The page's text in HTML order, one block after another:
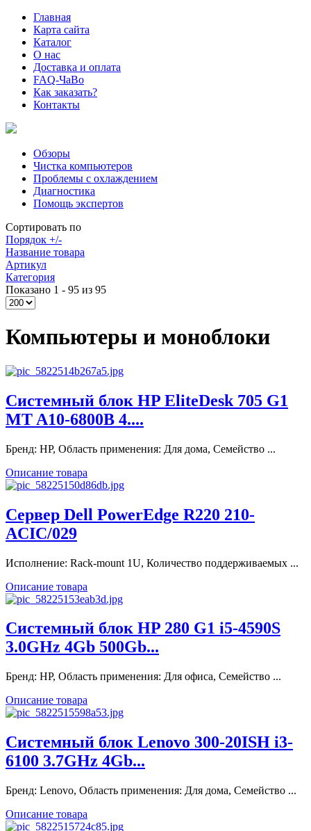
Главная
Карта сайта
Каталог
О нас
Доставка и оплата
FAQ-ЧаВо
Как заказать?
Контакты
Обзоры
Чистка компьютеров
Проблемы с охлаждением
Диагностика
Помощь экспертов
Сортировать по
Порядок +/-
Название товара
Артикул
Категория
Показано 1 - 95 из 95
Компьютеры и моноблоки
Системный блок HP EliteDesk 705 G1
MT A10-6800B 4....
Бренд: HP, Область применения: Для дома, Семейство ...
Описание товара
Сервер Dell PowerEdge R220 210-
ACIC/029
Исполнение: Rack-mount 1U, Количество поддерживаемых ...
Описание товара
Системный блок HP 280 G1 i5-4590S
3.0GHz 4Gb 500Gb...
Бренд: HP, Область применения: Для офиса, Семейство ...
Описание товара
Системный блок Lenovo 300-20ISH i3-
6100 3.7GHz 4Gb...
Бренд: Lenovo, Область применения: Для дома, Семейство ...
Описание товара